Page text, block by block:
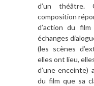
d’un théâtre.
composition
d’action du
échanges
(les scènes
elles ont lieu,
d’une
du film que sa